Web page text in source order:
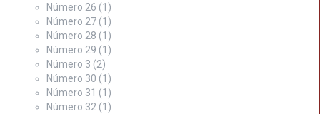
Número 26 (1)
Número 27 (1)
Número 28 (1)
Número 29 (1)
Número 3 (2)
Número 30 (1)
Número 31 (1)
Número 32 (1)